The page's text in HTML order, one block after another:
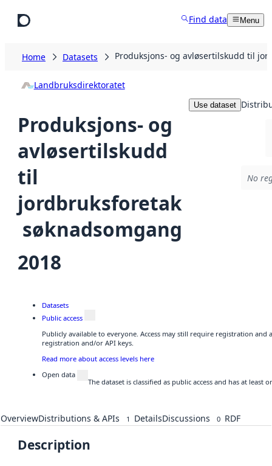
Find data Menu
Home Datasets Produksjons- og avløsertilskudd til
Landbruksdirektoratet
Produksjons- og
avløsertilskudd
til
jordbruksforetak
 søknadsomgang
2018
Use dataset
No
Datasets
Public access
Publicly available to everyone. Access may still require registration and
registration and/or API keys.
Read more about access levels here
Open data
The dataset is classified as public access and has at
OverviewDistributions & APIs 1 DetailsDiscussions 0 RDF
Description